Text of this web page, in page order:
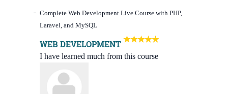
Complete Web Development Live Course with PHP,
Laravel, and MySQL
WEB DEVELOPMENT
I have learned much from this course